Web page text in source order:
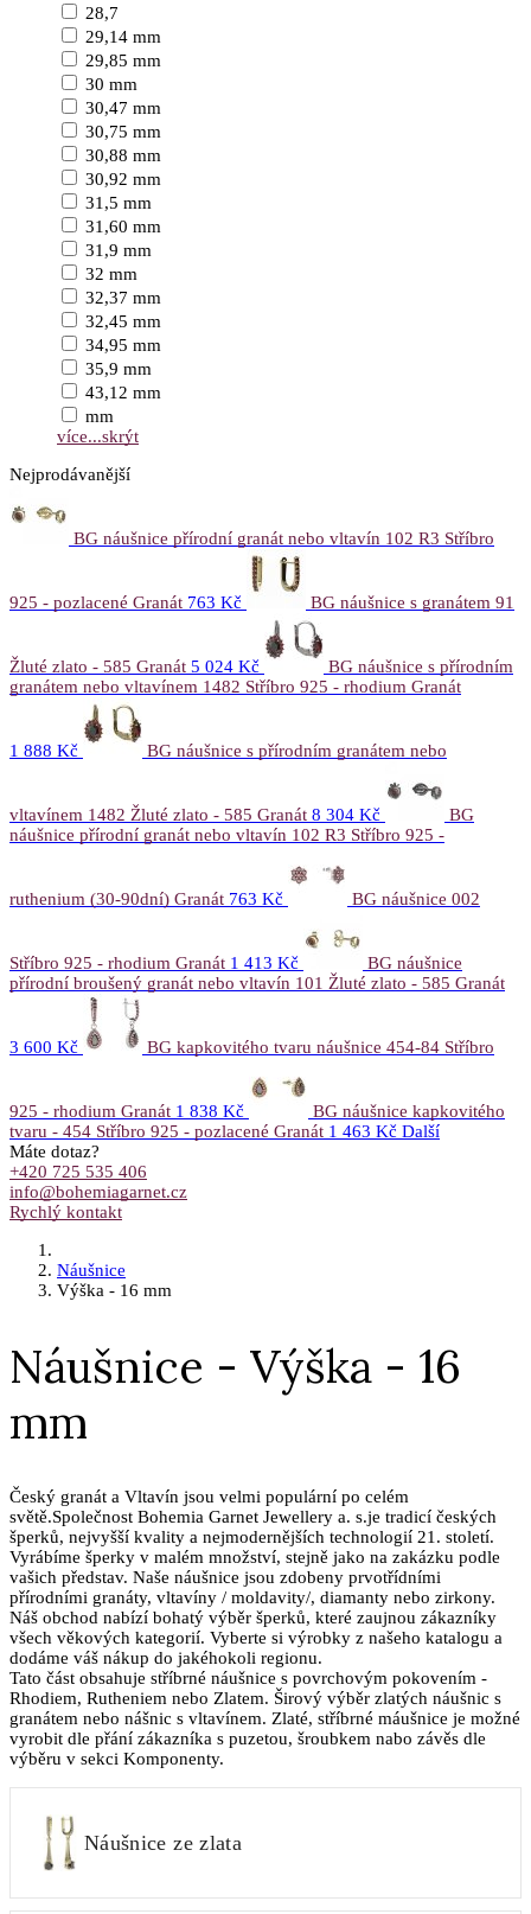
28,7
29,14 mm
29,85 mm
30 mm
30,47 mm
30,75 mm
30,88 mm
30,92 mm
31,5 mm
31,60 mm
31,9 mm
32 mm
32,37 mm
32,45 mm
34,95 mm
35,9 mm
43,12 mm
mm
více...skrýt
Nejprodávanější
BG náušnice přírodní granát nebo vltavín 102 R3 Stříbro
925 - pozlacené Granát 763 Kč BG náušnice s granátem 91
Žluté zlato - 585 Granát 5 024 Kč
BG náušnice s přírodním
granátem nebo vltavínem 1482 Stříbro 925 - rhodium Granát
1 888 Kč BG náušnice s přírodním granátem nebo
vltavínem 1482 Žluté zlato - 585 Granát 8 304 Kč
BG
náušnice přírodní granát nebo vltavín 102 R3 Stříbro 925 -
ruthenium (30-90dní) Granát 763 Kč BG náušnice 002
Stříbro 925 - rhodium Granát 1 413 Kč
BG náušnice
přírodní broušený granát nebo vltavín 101 Žluté zlato - 585 Granát
3 600 Kč BG kapkovitého tvaru náušnice 454-84 Stříbro
925 - rhodium Granát 1 838 Kč
BG náušnice kapkovitého
tvaru - 454 Stříbro 925 - pozlacené Granát 1 463 Kč Další
Máte dotaz?
+420 725 535 406
info@bohemiagarnet.cz
Rychlý kontakt
Náušnice
Výška - 16 mm
Náušnice - Výška - 16
mm
Český granát a Vltavín jsou velmi populární po celém
světě.Společnost Bohemia Garnet Jewellery a. s.je tradicí českých
šperků, nejvyšší kvality a nejmodernějších technologií 21. století.
Vyrábíme šperky v malém množství, stejně jako na zakázku podle
vašich představ. Naše náušnice jsou zdobeny prvotřídními
přírodními granáty, vltavíny / moldavity/, diamanty nebo zirkony.
Náš obchod nabízí bohatý výběr šperků, které zaujnou zákazníky
všech věkových kategorií. Vyberte si výrobky z našeho katalogu a
dodáme váš nákup do jakéhokoli regionu.
Tato část obsahuje stříbrné náušnice s povrchovým pokovením -
Rhodiem, Rutheniem nebo Zlatem. Širový výběr zlatých náušnic s
granátem nebo nášnic s vltavínem. Zlaté, stříbrné máušnice je možné
vyrobit dle přání zákazníka s puzetou, šroubkem nabo závěs dle
výběru v sekci Komponenty.
Náušnice ze zlata